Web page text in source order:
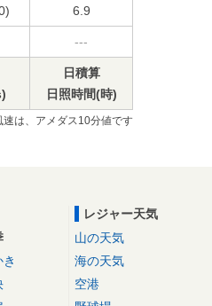
6.9
---
日積算
日照時間(時)
は、アメダス10分値です
レジャー天気
山の天気
海の天気
空港